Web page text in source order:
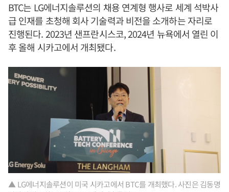
BTC는 LG에너지솔루션의 채용 연계형 행사로 세계 석박사
급 인재를 초청해 회사 기술력과 비전을 소개하는 자리로
진행된다. 2023년 샌프란시스코, 2024년 뉴욕에서 열린 이
후 올해 시카고에서 개최됐다.
▲ LG에너지솔루션이 미국 시카고에서 BTC를 개최했다. 사진은 김동명